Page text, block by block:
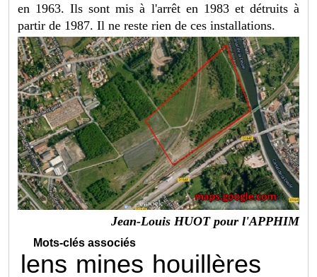
en 1963. Ils sont mis à l'arrêt en 1983 et détruits à
partir de 1987. Il ne reste rien de ces installations.
Jean-Louis HUOT pour l'APPHIM
Mots-clés associés
lens mines houillères